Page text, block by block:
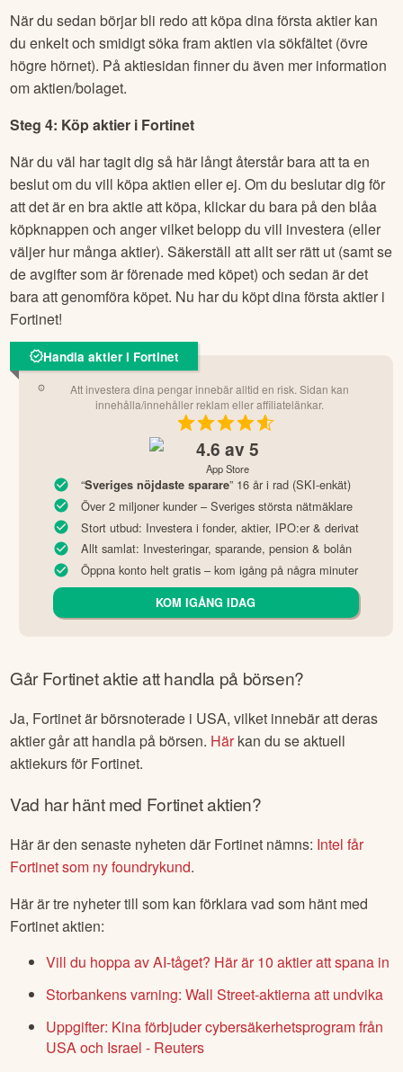
När du sedan börjar bli redo att köpa dina första aktier kan
du enkelt och smidigt söka fram aktien via sökfältet (övre
högre hörnet). På aktiesidan finner du även mer information
om aktien/bolaget.
Steg 4: Köp aktier i Fortinet
När du väl har tagit dig så här långt återstår bara att ta en
beslut om du vill köpa aktien eller ej. Om du beslutar dig för
att det är en bra aktie att köpa, klickar du bara på den blåa
köpknappen och anger vilket belopp du vill investera (eller
väljer hur många aktier). Säkerställ att allt ser rätt ut (samt se
de avgifter som är förenade med köpet) och sedan är det
bara att genomföra köpet. Nu har du köpt dina första aktier i
Fortinet!
Handla aktier i Fortinet
Att investera dina pengar innebär alltid en risk. Sidan kan
innehålla/innehåller reklam eller affiliatelänkar.
4.6 av 5
App Store
“Sveriges nöjdaste sparare” 16 år i rad (SKI-enkät)
Över 2 miljoner kunder – Sveriges största nätmäklare
Stort utbud: Investera i fonder, aktier, IPO:er & derivat
Allt samlat: Investeringar, sparande, pension & bolån
Öppna konto helt gratis – kom igång på några minuter
KOM IGÅNG IDAG
GårFortinetaktie att handla på börsen?
Ja, Fortinetär börsnoterade i USA, vilket innebär att deras
aktier går att handla på börsen. Härkan du se aktuell
aktiekurs för Fortinet.
Vad har hänt med Fortinetaktien?
Här är den senaste nyheten där Fortinet nämns: Intel får
Fortinet som ny foundrykund.
Här är tre nyheter till som kan förklara vad som hänt med
Fortinetaktien:
Vill du hoppa av AI-tåget? Här är 10 aktier att spana in
Storbankens varning: Wall Street-aktierna att undvika
Uppgifter: Kina förbjuder cybersäkerhetsprogram från
USA och Israel - Reuters